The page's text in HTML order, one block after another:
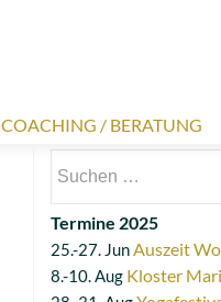
COACHING / BERATUNG
Termine 2025
25.-27. JunAuszeit
8.-10. Aug Kloster